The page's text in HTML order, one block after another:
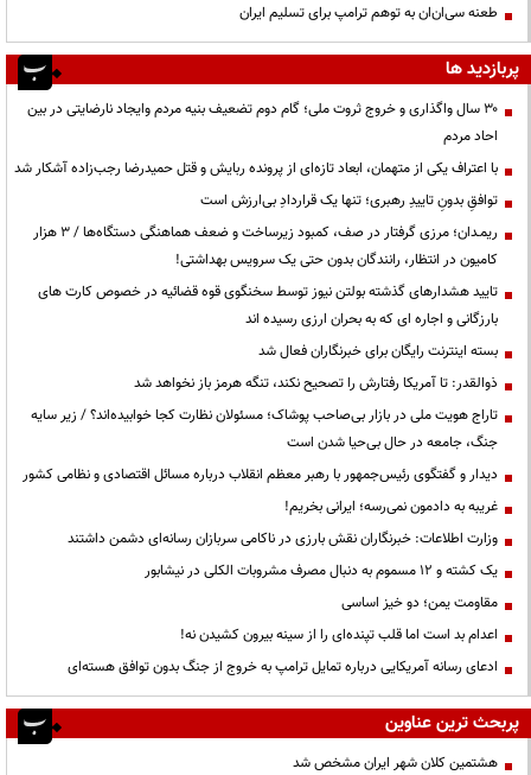
طعنه سی‌ان‌ان به توهم ترامپ برای تسلیم ایران
پربازدید ها
۳۰ سال واگذاری و خروج ثروت ملی؛ گام دوم تضعیف بنیه مردم وایجاد نارضایتی در بین
احاد مردم
با اعتراف یکی از متهمان، ابعاد تازه‌ای از پرونده ربایش و قتل حمیدرضا رجب‌زاده آشکار شد
توافقِ بدونِ تاییدِ رهبری؛ تنها یک قراردادِ بی‌ارزش است
ریمـدان؛ مرزی گرفتار در صف، کمبود زیرساخت و ضعف هماهنگی دستگاه‌ها / ۳ هزار
کامیون در انتظار، رانندگان بدون حتی یک سرویس بهداشتی!
تایید هشدارهای گذشته بولتن نیوز توسط سخنگوی قوه قضائیه در خصوص کارت های
بارزگانی و اجاره ای که به بحران ارزی رسیده اند
بسته اینترنت رایگان برای خبرنگاران فعال شد
ذوالقدر: تا آمریکا رفتارش را تصحیح نکند، تنگه هرمز باز نخواهد شد
تاراج هویت ملی در بازار بی‌صاحب پوشاک؛ مسئولان نظارت کجا خوابیده‌اند؟ / زیر سایه
جنگ، جامعه در حال بی‌حیا شدن است
دیدار و گفتگوی رئیس‌جمهور با رهبر معظم انقلاب درباره مسائل اقتصادی و نظامی کشور
غریبه به دادمون نمی‌رسه؛ ایرانی بخریم!
وزارت اطلاعات: خبرنگاران نقش بارزی در ناکامی سربازان رسانه‌ای دشمن داشتند
یک کشته و ۱۲ مسموم به دنبال مصرف مشروبات الکلی در نیشابور
مقاومت یمن؛ دو خیز اساسی
اعدام بد است اما قلب تپنده‌ای را از سینه بیرون کشیدن نه!
ادعای رسانه آمریکایی درباره تمایل ترامپ به خروج از جنگ بدون توافق هسته‌ای
پربحث ترین عناوین
هشتمین کلان شهر ایران مشخص شد